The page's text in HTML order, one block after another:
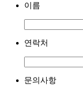
이름
연락처
문의사항